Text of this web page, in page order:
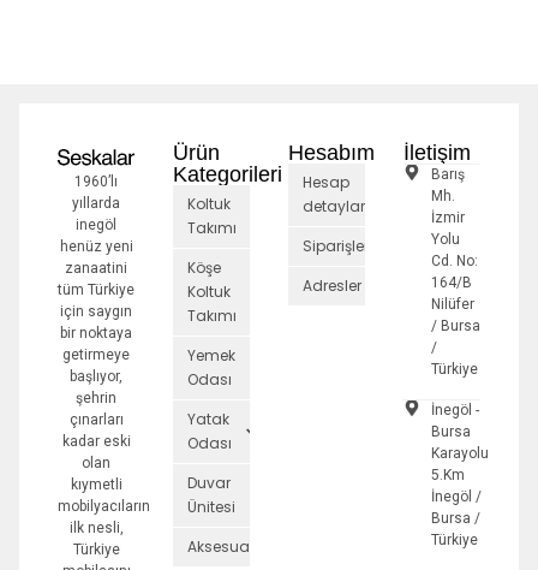
1960’lı
yıllarda
inegöl
henüz yeni
zanaatini
tüm Türkiye
için saygın
bir noktaya
getirmeye
başlıyor,
şehrin
çınarları
kadar eski
olan
kıymetli
mobilyacıların
ilk nesli,
Türkiye
Ürün
Kategorileri
Koltuk
Takımı
Köşe
Koltuk
Takımı
Yemek
Odası
Yatak
Odası
Duvar
Ünitesi
Aksesuarlar
Hesabım
Hesap
detayları
Siparişler
Adresler
İletişim
Barış
Mh.
İzmir
Yolu
Cd. No:
164/B
Nilüfer
/ Bursa
/
Türkiye
İnegöl -
Bursa
Karayolu
5.Km
İnegöl /
Bursa /
Türkiye